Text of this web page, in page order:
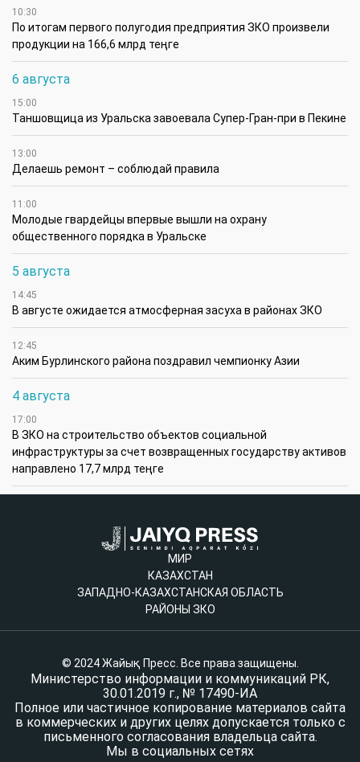
10:30
По итогам первого полугодия предприятия ЗКО произвели
продукции на 166,6 млрд теңге
6 августа
15:00
Таншовщица из Уральска завоевала Супер-Гран-при в Пекине
13:00
Делаешь ремонт – соблюдай правила
11:00
Молодые гвардейцы впервые вышли на охрану
общественного порядка в Уральске
5 августа
14:45
В августе ожидается атмосферная засуха в районах ЗКО
12:45
Аким Бурлинского района поздравил чемпионку Азии
4 августа
17:00
В ЗКО на строительство объектов социальной
инфраструктуры за счет возвращенных государству активов
направлено 17,7 млрд теңге
МИР
КАЗАХСТАН
ЗАПАДНО-КАЗАХСТАНСКАЯ ОБЛАСТЬ
РАЙОНЫ ЗКО
© 2024 Жайық Пресс. Все права защищены.
Министерство информации и коммуникаций РК,
30.01.2019 г., № 17490-ИА
Полное или частичное копирование материалов сайта
в коммерческих и других целях допускается только с
письменного согласования владельца сайта.
Мы в социальных сетях